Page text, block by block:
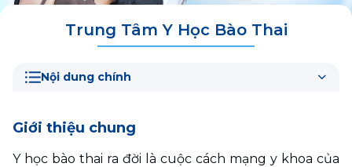
Trung Tâm Y Học Bào Thai
Nội dung chính
Giới thiệu chung
Y học bào thai ra đời là cuộc cách mạng y khoa của